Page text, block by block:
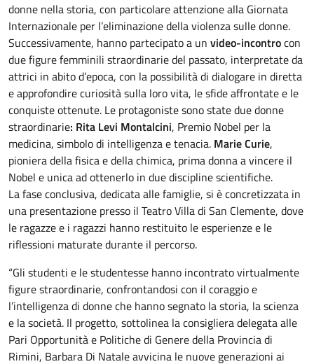
donne nella storia, con particolare attenzione alla Giornata
Internazionale per l’eliminazione della violenza sulle donne.
Successivamente, hanno partecipato a un video-incontrocon
due figure femminili straordinarie del passato, interpretate da
attrici in abito d’epoca, con la possibilità di dialogare in diretta
e approfondire curiosità sulla loro vita, le sfide affrontate e le
conquiste ottenute. Le protagoniste sono state due donne
straordinarie: Rita Levi Montalcini, Premio Nobel per la
medicina, simbolo di intelligenza e tenacia. Marie Curie,
pioniera della fisica e della chimica, prima donna a vincere il
Nobel e unica ad ottenerlo in due discipline scientifiche.
La fase conclusiva, dedicata alle famiglie, si è concretizzata in
una presentazione presso il Teatro Villa di San Clemente, dove
le ragazze e i ragazzi hanno restituito le esperienze e le
riflessioni maturate durante il percorso.
“Gli studenti e le studentesse hanno incontrato virtualmente
figure straordinarie, confrontandosi con il coraggio e
l’intelligenza di donne che hanno segnato la storia, la scienza
e la società. Il progetto, sottolinea la consigliera delegata alle
Pari Opportunità e Politiche di Genere della Provincia di
Rimini, Barbara Di Natale avvicina le nuove generazioni ai